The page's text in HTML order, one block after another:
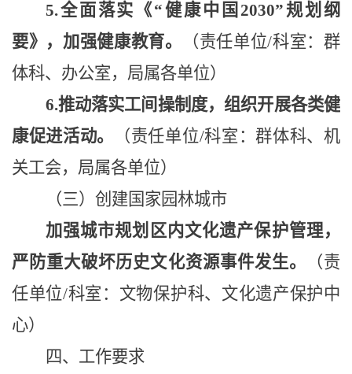
5.全面落实《“健康中国2030” 规划纲
要》， 加强健康教育。 （责任单位/科室：群
体科、 办公室，局属各单位）
6.推动落实工间操制度，组织开展各类健
康促进活动。
（责任单位/科室：群体科、机
关工会，局属各单位）
（三）创建国家园林城市
加强城市规划区内文化遗产保护管理，
严防重大破坏历史文化资源事件发生。 （责
任单位/科室：文物保护科、文化遗产保护中
心）
四、工作要求